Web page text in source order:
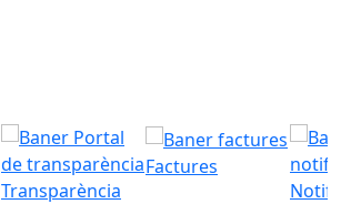
Transparència
Factures